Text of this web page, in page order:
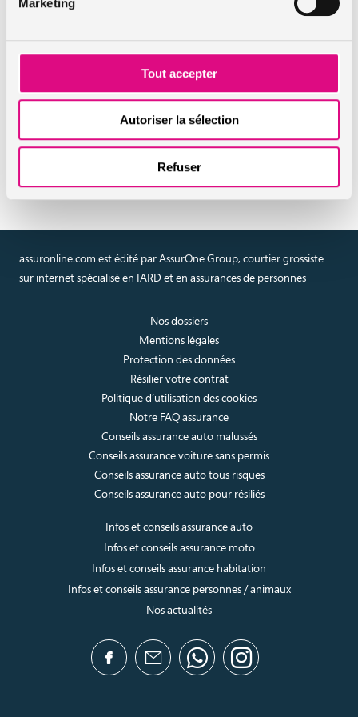
Tout accepter
Autoriser la sélection
Refuser
auto
Réaliser un devis en ligne
assurance auto
assuronline.com est édité par AssurOne Group, courtier grossiste
sur internet spécialisé en IARD et en assurances de personnes
Nos dossiers
Mentions légales
Protection des données
Résilier votre contrat
Politique d’utilisation des cookies
Notre FAQ assurance
Conseils assurance auto malussés
Conseils assurance voiture sans permis
Conseils assurance auto tous risques
Conseils assurance auto pour résiliés
Infos et conseils assurance auto
Infos et conseils assurance moto
Infos et conseils assurance habitation
Infos et conseils assurance personnes / animaux
Nos actualités